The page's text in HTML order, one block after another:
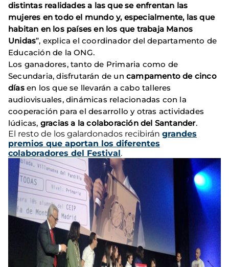
distintas realidades a las que se enfrentan las
mujeres en todo el mundo y, especialmente, las que
habitan en los países en los que trabaja Manos
Unidas”, explica el coordinador del departamento de
Educación de la ONG.
Los ganadores, tanto de Primaria como de
Secundaria, disfrutarán de un campamento de cinco
díasen los que se llevarán a cabo talleres
audiovisuales, dinámicas relacionadas con la
cooperación para el desarrollo y otras actividades
lúdicas, gracias a la colaboración del Santander.
El resto de los galardonados recibirán grandes
premios que aportan los diferentes
colaboradores del Festival.